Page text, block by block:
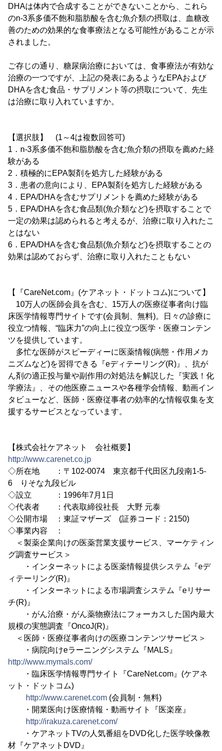
DHAは体内で合成することができないことから、これら
のn-3系多価不飽和脂肪酸を含む魚介類の摂取は、血糖改
善のための効果的な食事療法となる可能性があることが示
されました。
ご存じの通り、糖尿病治療においては、食事療法が有効な
治療の一つですが、上記の発表にあるようなEPAおよび
DHAを含む食品・サプリメント等の摂取について、先生
は治療に取り入れていますか。
【選択肢】 (1～4は複数回答可)
1．n-3系多価不飽和脂肪酸を含む魚介類の摂取を薦めた経
験がある
2．積極的にEPA製剤を処方した経験がある
3．患者の意向により、EPA製剤を処方した経験がある
4．EPA/DHAを含むサプリメントを薦めた経験がある
5．EPA/DHAを含む食品類(魚介類など)を摂取することで
一定の効果は認められると考えるが、治療に取り入れたこ
とはない
6．EPA/DHAを含む食品類(魚介類など)を摂取することの
効果は認めておらず、治療に取り入れたこともない
【『CareNet.com』(ケアネット・ドットコム)について】
10万人の医師会員を含む、15万人の医療従事者向け臨
床医学情報専門サイトです(会員制、無料)。日々の診療に
役立つ情報、“臨床力”の向上に役立つ医学・医療コンテン
ツを提供しています。
多忙な医師がスピーディーに医薬情報(病態・作用メカ
ニズムなど)を習得できる『eディテーリング(R)』、抗が
ん剤の適正投与量や副作用の対処法を解説した『実践！化
学療法』、その他医療ニュースや各種学会情報、動画イン
タビューなど、医師・医療従事者の効率的な情報収集を支
援するサービスとなっています。
【株式会社ケアネット 会社概要】
http://www.carenet.co.jp
◇所在地 ：〒102-0074 東京都千代田区九段南1-5-
6 りそな九段ビル
◇設立 ：1996年7月1日
◇代表者 ：代表取締役社長 大野 元泰
◇公開市場 ：東証マザーズ (証券コード：2150)
◇事業内容 ：
＜製薬企業向けの医薬営業支援サービス、マーケティン
グ調査サービス＞
・インターネットによる医薬情報提供システム『eデ
ィテーリング(R)』
・インターネットによる市場調査システム『eリサー
チ(R)』
・がん治療・がん薬物療法にフォーカスした国内最大
規模の実態調査『OncoJ(R)』
＜医師・医療従事者向けの医療コンテンツサービス＞
・病院向けeラーニングシステム『MALS』
http://www.mymals.com/
・臨床医学情報専門サイト『CareNet.com』(ケアネ
ット・ドットコム)
http://www.carenet.com (会員制・無料)
・開業医向け医療情報・動画サイト『医楽座』
http://irakuza.carenet.com/
・ケアネットTVの人気番組をDVD化した医学映像教
材『ケアネットDVD』